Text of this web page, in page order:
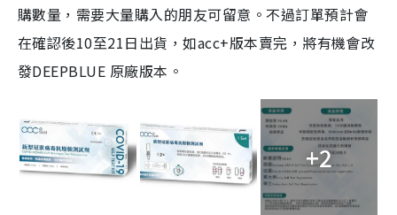
購數量，需要大量購入的朋友可留意。不過訂單預計會
在確認後10至21日出貨，如acc+版本賣完，將有機會改
發DEEPBLUE 原廠版本。
+2